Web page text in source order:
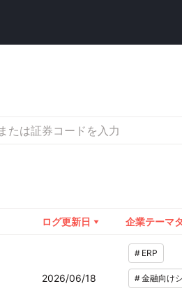
ログ更新日 企業テーマ
2026/06/18
# ERP
#金融向け